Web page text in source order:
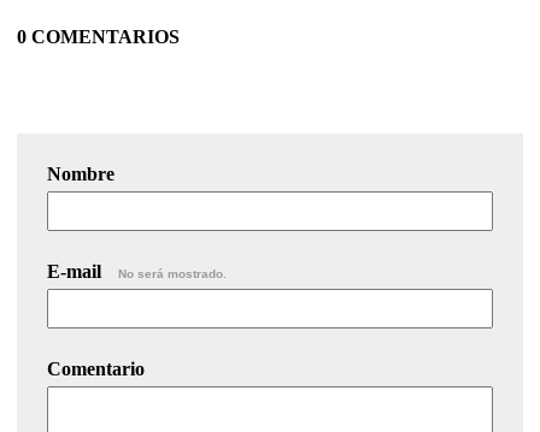
0 COMENTARIOS
Nombre
E-mail No será mostrado.
Comentario